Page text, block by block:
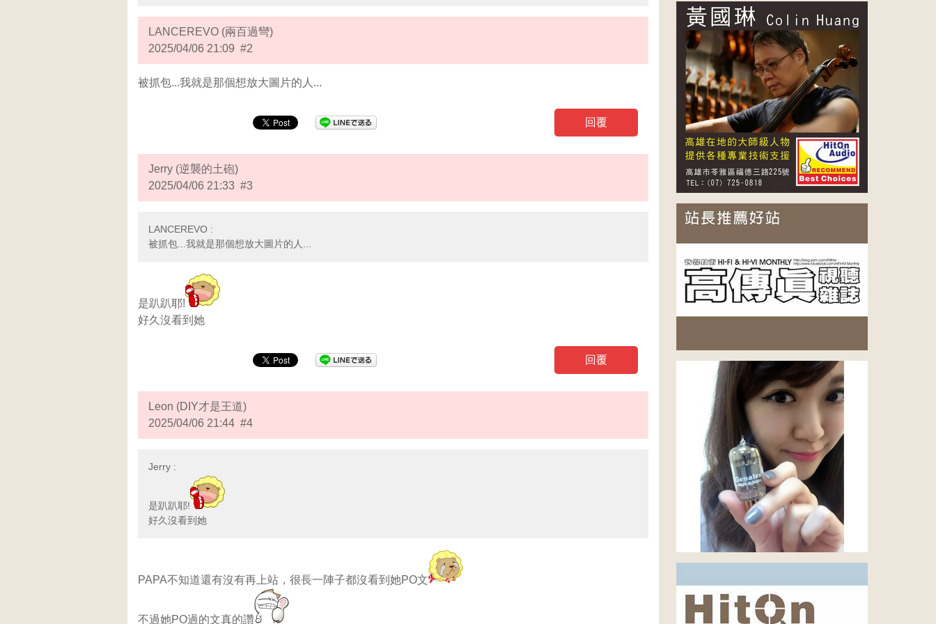
LANCEREVO (兩百過彎)
2025/04/06 21:09 #2
被抓包...我就是那個想放大圖片的人...
回覆
Jerry (逆襲的土砲)
2025/04/06 21:33 #3
LANCEREVO :
被抓包...我就是那個想放大圖片的人...
是趴趴耶!
好久沒看到她
回覆
Leon (DIY才是王道)
2025/04/06 21:44 #4
Jerry :
是趴趴耶!
好久沒看到她
PAPA不知道還有沒有再上站，很長一陣子都沒看到她PO文
不過她PO過的文真的讚